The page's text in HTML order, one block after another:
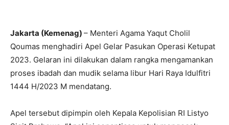
Jakarta (Kemenag) – Menteri Agama Yaqut Cholil
Qoumas menghadiri Apel Gelar Pasukan Operasi Ketupat
2023. Gelaran ini dilakukan dalam rangka mengamankan
proses ibadah dan mudik selama libur Hari Raya Idulfitri
1444 H/2023 M mendatang.
Apel tersebut dipimpin oleh Kepala Kepolisian RI Listyo